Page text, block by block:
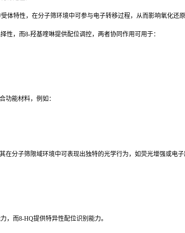
体特性，在分子筛环境中可参与电子转移过程，从而影响氧化还
性，而8-羟基喹啉提供配位调控，两者协同作用可用于：
功能材料，例如：
在分子筛限域环境中可表现出独特的光学行为，如荧光增强或电子
，而8-HQ提供特异性配位识别能力。